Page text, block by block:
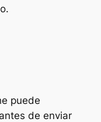
puede
de enviar